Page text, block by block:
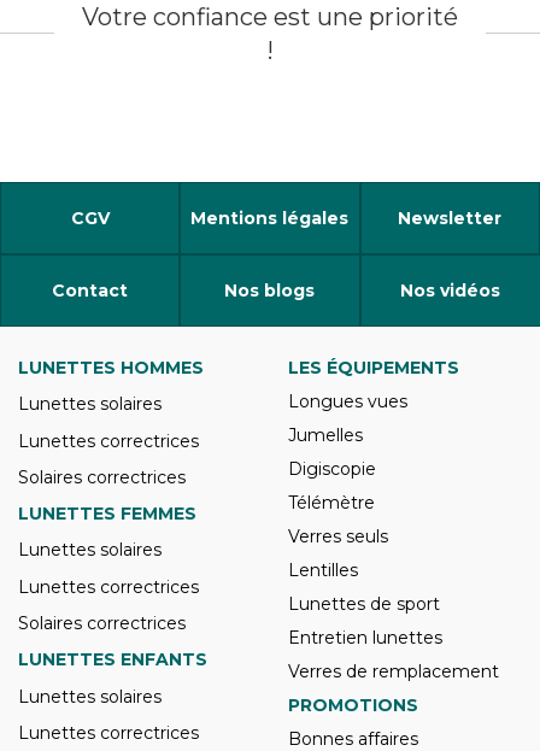
Votre confiance est une priorité
!
CGV Mentions légales Newsletter
Contact Nos blogs Nos vidéos
LUNETTES HOMMES
Lunettes solaires
Lunettes correctrices
Solaires correctrices
LUNETTES FEMMES
Lunettes solaires
Lunettes correctrices
Solaires correctrices
LUNETTES ENFANTS
Lunettes solaires
Lunettes correctrices
LES ÉQUIPEMENTS
Longues vues
Jumelles
Digiscopie
Télémètre
Verres seuls
Lentilles
Lunettes de sport
Entretien lunettes
Verres de remplacement
PROMOTIONS
Bonnes affaires